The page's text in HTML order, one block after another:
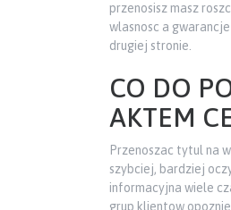
przenosisz masz
wlasnosc a
drugiej stronie.
CO DO
AKTEM
Przenoszac tytul na
szybciej, bardziej
informacyjna wiele
grup klientow